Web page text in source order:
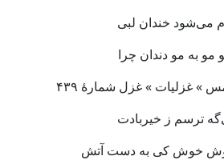
می‌شود خندان لبی
به مو دندان چرا
» غزلیات » غزل شمارهٔ ۴۳۹
ترسم ز خیربادت
خوش کی به دست آتش